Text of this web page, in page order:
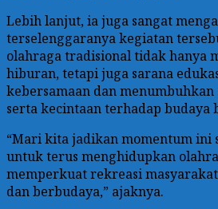
Lebih lanjut, ia juga sangat
terselenggaranya kegiatan
olahraga tradisional tidak hanya
hiburan, tetapi juga sarana
kebersamaan dan
serta kecintaan terhadap budaya
“Mari kita jadikan momentum ini
untuk terus menghidupkan
memperkuat rekreasi
dan berbudaya,” ajaknya.